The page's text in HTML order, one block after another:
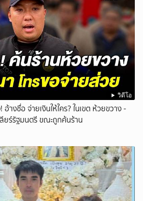
วิดีโอ
งชื่อ จ่ายเงินให้ใคร? ในเขต ห้วยขวาง -
ยร์รัฐมนตรี ขณะถูกค้นร้าน